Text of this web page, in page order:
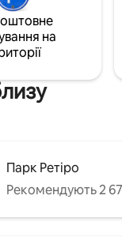
удома
на
Парк Ретіро
Рекомендують 2